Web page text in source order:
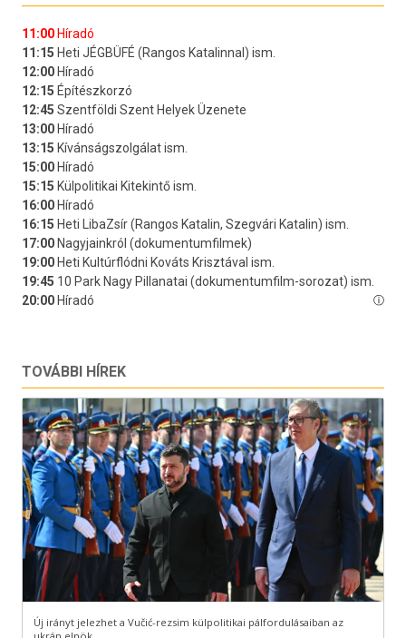
TOVÁBBI HÍREK